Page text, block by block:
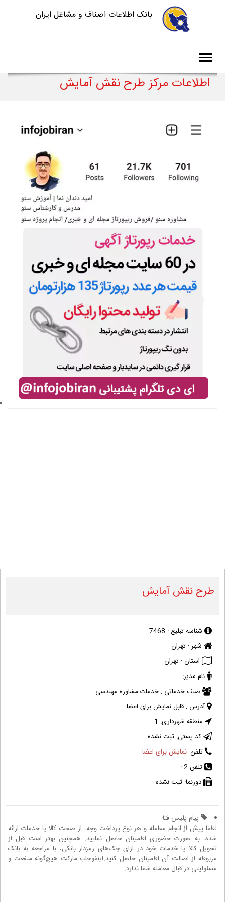
بانک اطلاعات اصناف و مشاغل ایران
اطلاعات مرکز طرح نقش آمایش
طرح نقش آمایش
شناسه تبلیغ : 7468
شهر : تهران
استان : تهران
نام مدیر:
صنف خدماتی : خدمات مشاوره مهندسی
آدرس : قابل نمایش برای اعضا
منطقه شهرداری: 1
کد پستی: ثبت نشده
تلفن: نمایش برای اعضا
تلفن 2 :
دورنما: ثبت نشده
پیام پلیس فتا:
لطفا پیش از انجام معامله و هر نوع پرداخت وجه، از صحت کالا یا خدمات ارائه
شده، به صورت حضوری اطمینان حاصل نمایید. همچنین بهتر است قبل از
تحویل کالا یا خدمات خود در ازای چک‌های رمزدار بانکی، با مراجعه به بانک
مربوطه از اصالت آن اطمینان حاصل کنید.اینفوجاب مارکت هیچ‌گونه منفعت و
مسئولیتی در قبال معامله شما ندارد.